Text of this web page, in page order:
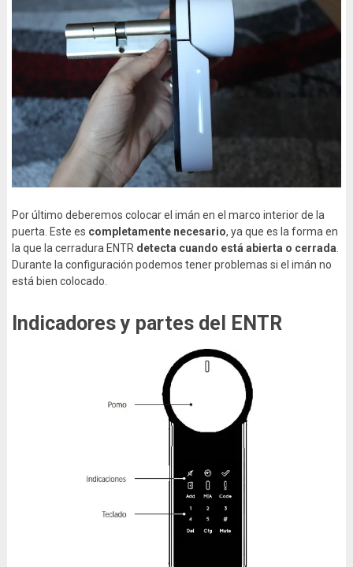
Por último deberemos colocar el imán en el marco interior de la
puerta. Este es completamente necesario, ya que es la forma en
la que la cerradura ENTR detecta cuando está abierta o cerrada
Durante la configuración podemos tener problemas si el imán no
está bien colocado.
Indicadores y partes del ENTR